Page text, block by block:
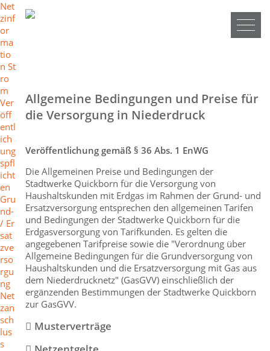
N
a
v
i
g
a
t
i
o
n
ü
b
e
r
s
p
r
i
n
g
e
n
Net
zinf
or
ma
tio
n St
ro
m
Ver
öff
entl
ich
ung
spfl
icht
en
Gru
nd-
/ Er
sat
zve
rso
rgu
ng
Net
zan
sch
lus
s
Allgemeine Bedingungen und Preise für
die Versorgung in Niederdruck
Veröffentlichung gemäß § 36 Abs. 1 EnWG
Die Allgemeinen Preise und Bedingungen der
Stadtwerke Quickborn für die Versorgung von
Haushaltskunden mit Erdgas im Rahmen der Grund- und
Ersatzversorgung entsprechen den allgemeinen Tarifen
und Bedingungen der Stadtwerke Quickborn für die
Erdgasversorgung von Tarifkunden. Es gelten die
angegebenen Tarifpreise sowie die "Verordnung über
Allgemeine Bedingungen für die Grundversorgung von
Haushaltskunden und die Ersatzversorgung mit Gas aus
dem Niederdrucknetz" (GasGVV) einschließlich der
ergänzenden Bestimmungen der Stadtwerke Quickborn
zur GasGVV.
Musterverträge